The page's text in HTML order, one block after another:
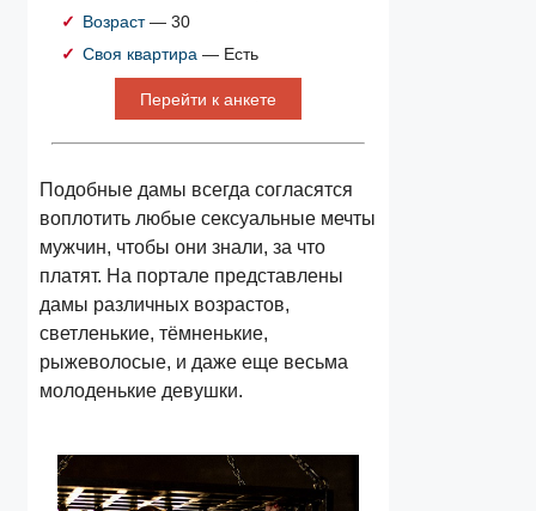
Возраст— 30
Своя квартира — Есть
Перейти к анкете
Подобные дамы всегда согласятся
воплотить любые сексуальные мечты
мужчин, чтобы они знали, за что
платят. На портале представлены
дамы различных возрастов,
светленькие, тёмненькие,
рыжеволосые, и даже еще весьма
молоденькие девушки.